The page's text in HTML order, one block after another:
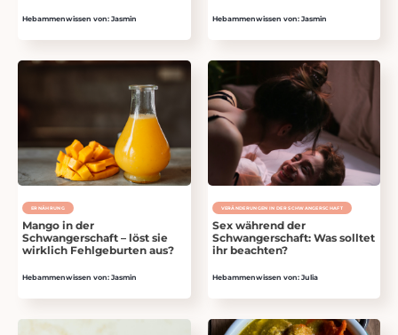
Hebammenwissen von: Jasmin Hebammenwissen von: Jasmin
ERNÄHRUNG
Mango in der
Schwangerschaft – löst sie
wirklich Fehlgeburten aus?
Hebammenwissen von: Jasmin
VERÄNDERUNGEN IN DER SCHWANGERSCHAFT
Sex während der
Schwangerschaft: Was solltet
ihr beachten?
Hebammenwissen von: Julia